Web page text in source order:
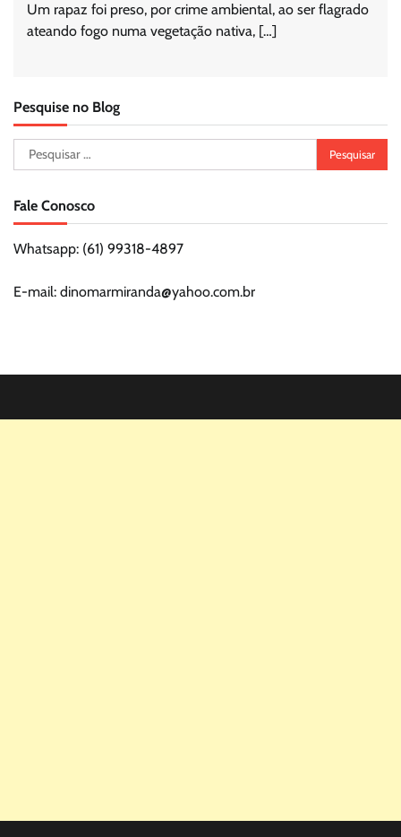
Um rapaz foi preso, por crime ambiental, ao ser flagrado
ateando fogo numa vegetação nativa, […]
Pesquise no Blog
Pesquisar
por:
Fale Conosco
Whatsapp: (61) 99318-4897
E-mail: dinomarmiranda@yahoo.com.br